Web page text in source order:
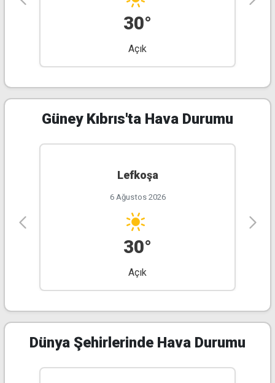
Cuma30°
Açık
Güney Kıbrıs'ta Hava Durumu
Lefkoşa
6 Ağustos 2026
30°
Açık
Dünya Şehirlerinde Hava Durumu